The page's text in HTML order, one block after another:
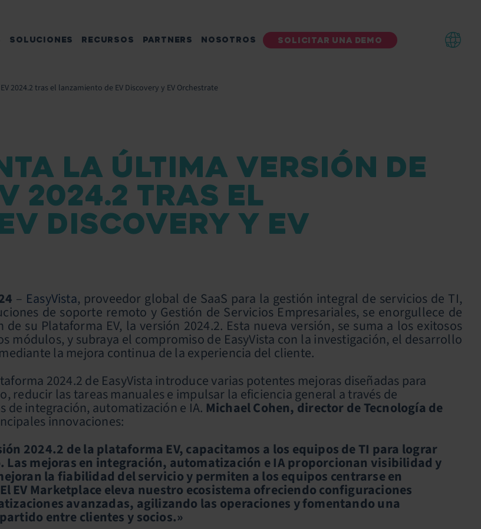
SOLICITAR UNA DEMO
SOLUCIONES RECURSOS PARTNERS NOSOTROS
2024.2 tras el lanzamiento de EV Discovery y EV Orchestrate
LA ÚLTIMA VERSIÓN DE
2024.2 TRAS EL
DISCOVERY Y EV
– EasyVista, proveedor global de SaaS para la gestión integral de servicios de TI,
de soporte remoto y Gestión de Servicios Empresariales, se enorgullece de
su Plataforma EV, la versión 2024.2. Esta nueva versión, se suma a los exitosos
módulos, y subraya el compromiso de EasyVista con la investigación, el desarrollo
la mejora continua de la experiencia del cliente.
2024.2 de EasyVista introduce varias potentes mejoras diseñadas para
reducir las tareas manuales e impulsar la eficiencia general a través de
de integración, automatización e IA. Michael Cohen, director de Tecnología de
innovaciones:
2024.2 de la plataforma EV, capacitamos a los equipos de TI para lograr
Las mejoras en integración, automatización e IA proporcionan visibilidad y
la fiabilidad del servicio y permiten a los equipos centrarse en
EV Marketplace eleva nuestro ecosistema ofreciendo configuraciones
avanzadas, agilizando las operaciones y fomentando una
entre clientes y socios.»